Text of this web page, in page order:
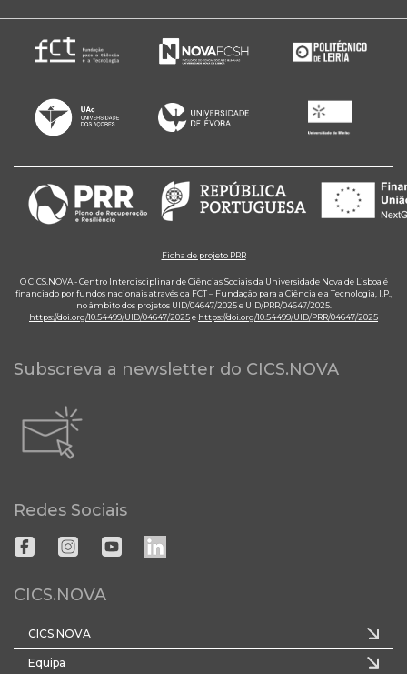
Ficha de projeto PRR
O CICS.NOVA - Centro Interdisciplinar de Ciências Sociais da Universidade Nova de Lisboa é
financiado por fundos nacionais através da FCT – Fundação para a Ciência e a Tecnologia, I.P.,
no âmbito dos projetos UID/04647/2025 e UID/PRR/04647/2025.
https://doi.org/10.54499/UID/04647/2025e https://doi.org/10.54499/UID/PRR/04647/2025
Subscreva a newsletter do CICS.NOVA
Redes Sociais
CICS.NOVA
CICS.NOVA
Equipa